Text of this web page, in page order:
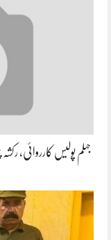
جہلم پولیس کارروائی،